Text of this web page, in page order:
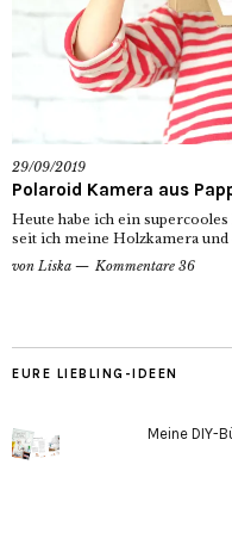
29/09/2019
Polaroid Kamera aus
Heute habe ich ein
seit ich meine Holzkamera und
von Liska Kommentare 36
EURE LIEBLING-IDEEN
Meine DIY-